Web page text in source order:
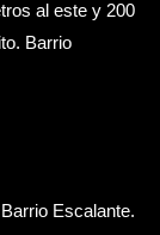
al este y 200
Barrio
Escalante.